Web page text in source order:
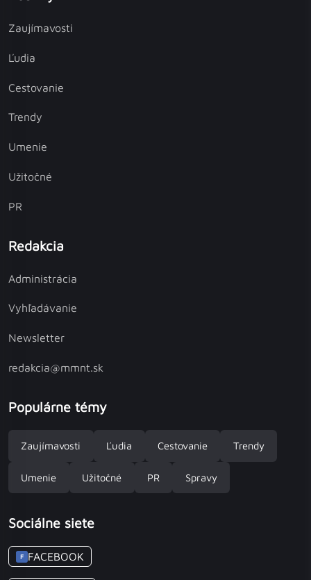
Zaujímavosti
Ľudia
Cestovanie
Trendy
Umenie
Užitočné
PR
Redakcia
Administrácia
Vyhľadávanie
Newsletter
redakcia@mmnt.sk
Populárne témy
Zaujímavosti Ľudia Cestovanie Trendy
Umenie Užitočné PR Spravy
Sociálne siete
F FACEBOOK